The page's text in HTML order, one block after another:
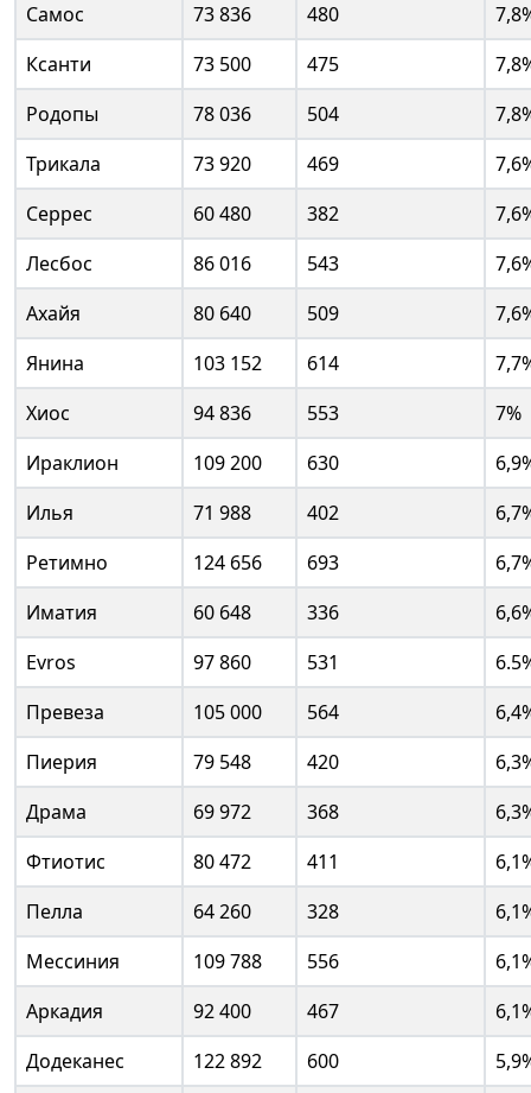
Самос
73 836 480
Ксанти
73 500 475
Родопы
78 036 504
Трикала
73 920 469
Серрес
60 480 382
Лесбос
86 016 543
Ахайя
80 640 509
Янина
103 152 614
Хиос
94 836 553
7%
Ираклион
109 200 630
Илья
71 988 402
Ретимно
124 656 693
Иматия
60 648 336
Evros
97 860 531
Превеза
105 000 564
Пиерия
79 548 420
Драма
69 972 368
Фтиотис
80 472 411
Пелла
64 260 328
Мессиния
109 788 556
Аркадия
92 400 467
Додеканес
122 892 600